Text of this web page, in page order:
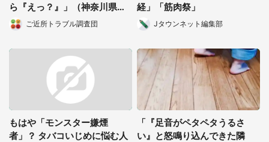
ら『えっ？』」（神奈川県・
30代主婦）
ご近所トラブル調査団
経」「筋肉祭」
Jタウンネット編集部
もはや「モンスター嫌煙
者」？ タバコいじめに悩む人
「『足音がペタペタうるさ
い』と怒鳴り込んできた隣